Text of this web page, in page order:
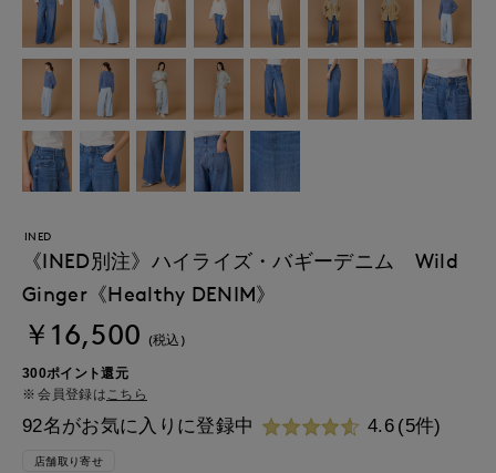
INED
《INED別注》ハイライズ・バギーデニム Wild
Ginger《Healthy DENIM》
￥16,500 (税込)
300ポイント還元
会員登録は こちら
92名がお気に入りに登録中 4.6 (5件)
店舗取り寄せ